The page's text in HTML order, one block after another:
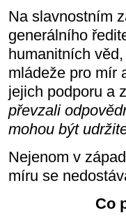
Na slavnostním
generálního
humanitních
mládeže pro mír
jejich podporu a
převzali
mohou být
Nejenom v
míru se
Co